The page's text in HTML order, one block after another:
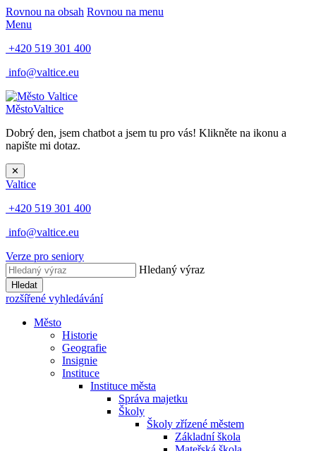
Rovnou na obsah Rovnou na menu
Menu
+420 519 301 400
info@valtice.eu
MěstoValtice
Dobrý den, jsem chatbot a jsem tu pro vás! Klikněte na ikonu a
napište mi dotaz.
✕
Valtice
+420 519 301 400
info@valtice.eu
Verze pro seniory
Hledaný výraz
Hledat
rozšířené vyhledávání
Město
Historie
Geografie
Insignie
Instituce
Instituce města
Správa majetku
Školy
Školy zřízené městem
Základní škola